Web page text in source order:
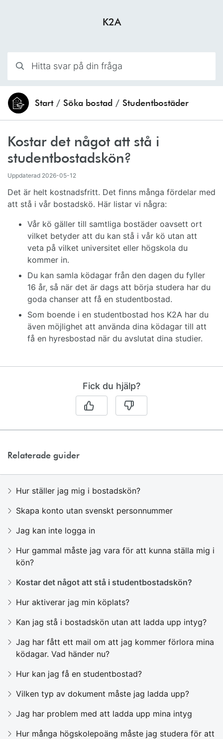
K2A
Du är här:Start / Söka bostad / Studentbostäder
Kostar det något att stå i
studentbostadskön?
Uppdaterad 2026-05-12
Det är helt kostnadsfritt. Det finns många fördelar med
att stå i vår bostadskö. Här listar vi några:
Vår kö gäller till samtliga bostäder oavsett ort
vilket betyder att du kan stå i vår kö utan att
veta på vilket universitet eller högskola du
kommer in.
Du kan samla ködagar från den dagen du fyller
16 år, så när det är dags att börja studera har du
goda chanser att få en studentbostad.
Som boende i en studentbostad hos K2A har du
även möjlighet att använda dina ködagar till att
få en hyresbostad när du avslutat dina studier.
Fick du hjälp?
Relaterade guider
Hur ställer jag mig i bostadskön?
Skapa konto utan svenskt personnummer
Jag kan inte logga in
Hur gammal måste jag vara för att kunna ställa mig i
kön?
Kostar det något att stå i studentbostadskön?
Hur aktiverar jag min köplats?
Kan jag stå i bostadskön utan att ladda upp intyg?
Jag har fått ett mail om att jag kommer förlora mina
ködagar. Vad händer nu?
Hur kan jag få en studentbostad?
Vilken typ av dokument måste jag ladda upp?
Jag har problem med att ladda upp mina intyg
Hur många högskolepoäng måste jag studera för att